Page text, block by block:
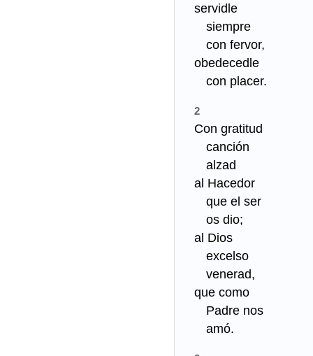
servidle
siempre
con fervor,
obedecedle
con placer.
Con gratitud
canción
alzad
al Hacedor
que el ser
os dio;
al Dios
excelso
venerad,
que como
Padre nos
amó.